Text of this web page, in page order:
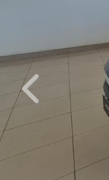
Previous